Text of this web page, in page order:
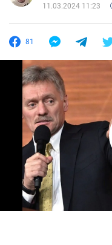
11.03.2024 11:23
81